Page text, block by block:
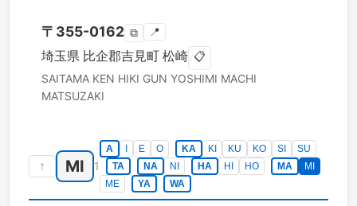
〒 355-0162 ⧉ 📍
埼玉県 比企郡吉見町 松崎 📋
SAITAMA KEN HIKI GUN YOSHIMI MACHI
MATSUZAKI
↑ MI 1
A E O KA KI KU KO SI
SU
TA
NA NI HA HI HO MA
MI
ME
YA WA